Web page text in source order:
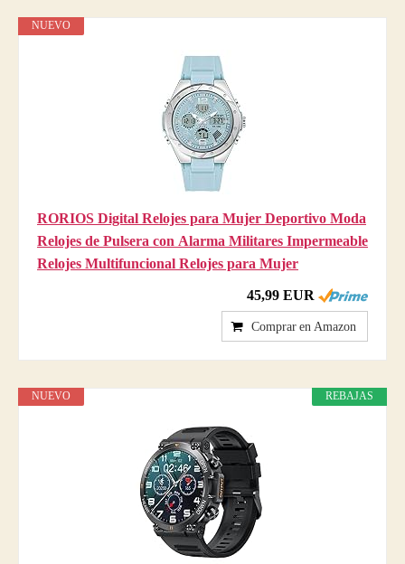
NUEVO
RORIOS Digital Relojes para Mujer Deportivo Moda
Relojes de Pulsera con Alarma Militares Impermeable
Relojes Multifuncional Relojes para Mujer
45,99 EUR
Comprar en Amazon
REBAJAS
NUEVO